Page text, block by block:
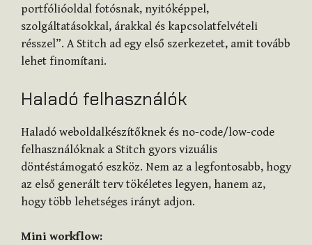
portfólióoldal fotósnak, nyitóképpel,
szolgáltatásokkal, árakkal és kapcsolatfelvételi
résszel”. A Stitch ad egy első szerkezetet, amit tovább
lehet finomítani.
Haladó felhasználók
Haladó weboldalkészítőknek és no-code/low-code
felhasználóknak a Stitch gyors vizuális
döntéstámogató eszköz. Nem az a legfontosabb, hogy
az első generált terv tökéletes legyen, hanem az,
hogy több lehetséges irányt adjon.
Mini workflow: